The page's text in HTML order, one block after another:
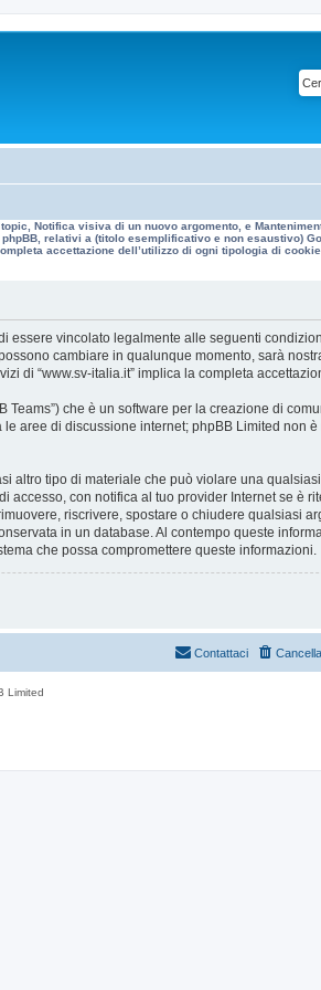
Notifica visiva di un nuovo argomento, e
relativi a (titolo esemplificativo e non esaustivo)
accettazione dell’utilizzo di ogni tipologia di
essere vincolato legalmente alle seguenti
cambiare in qualunque momento, sarà
di “www.sv-italia.it” implica la completa
Teams”) che è un software per la creazione di
le aree di discussione internet; phpBB Limited non
altro tipo di materiale che può violare una
accesso, con notifica al tuo provider Internet se è
riscrivere, spostare o chiudere qualsiasi
in un database. Al contempo queste
che possa compromettere queste informazioni.
Contattaci
Limited